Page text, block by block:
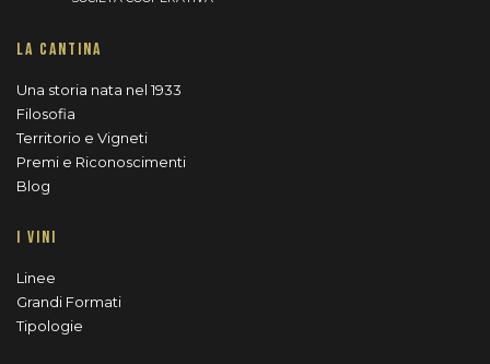
LA CANTINA
Una storia nata nel 1933
Filosofia
Territorio e Vigneti
Premi e Riconoscimenti
Blog
I VINI
Linee
Grandi Formati
Tipologie